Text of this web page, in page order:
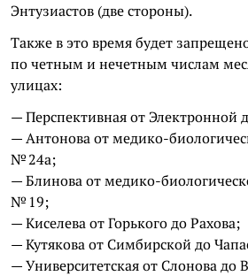
Энтузиастов (две стороны).
Также в это время будет
по четным и нечетным числам
улицах:
— Перспективная от Электронной
— Антонова от медико-
№ 24а;
— Блинова от медико-
№ 19;
— Киселева от Горького до Рахова;
— Кутякова от Симбирской до
— Университетская от Слонова до